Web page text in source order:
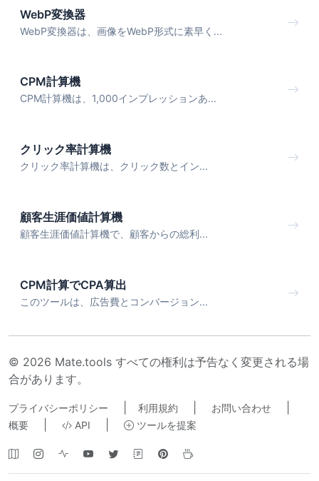
WebP変換器
WebP変換器は、画像をWebP形式に素早く...
CPM計算機
CPM計算機は、1,000インプレッションあ...
クリック率計算機
クリック率計算機は、クリック数とイン...
顧客生涯価値計算機
顧客生涯価値計算機で、顧客からの総利...
CPM計算でCPA算出
このツールは、広告費とコンバージョン...
© 2026 Mate.tools すべての権利は予告なく変更される場
合があります。
プライバシーポリシー 利用規約 お問い合わせ
概要 API ツールを提案